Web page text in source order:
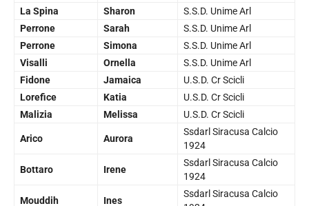
La Spina
Sharon
S.S.D. Unime Arl
Perrone
Sarah
S.S.D. Unime Arl
Perrone
Simona
S.S.D. Unime Arl
Visalli
Ornella
S.S.D. Unime Arl
Fidone
Jamaica
U.S.D. Cr Scicli
Lorefice
Katia
U.S.D. Cr Scicli
Malizia
Melissa U.S.D. Cr Scicli
Arico Aurora
Ssdarl Siracusa Calcio
1924
Bottaro Irene
Ssdarl Siracusa Calcio
1924
Mouddih Ines
Ssdarl Siracusa Calcio